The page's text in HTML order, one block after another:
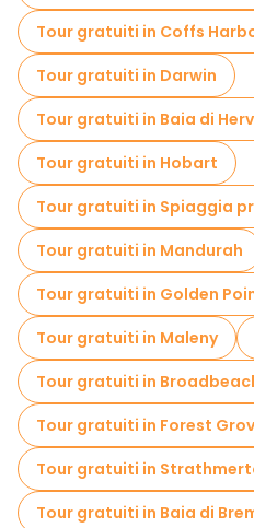
Tour gratuiti in Coffs
Tour gratuiti in Darwin
Tour gratuiti in Baia di
Tour gratuiti in Hobart
Tour gratuiti in Spiaggia
Tour gratuiti in Mandurah
Tour gratuiti in Golden
Tour gratuiti in Maleny
Tour gratuiti in
Tour gratuiti in Forest
Tour gratuiti in
Tour gratuiti in Baia di